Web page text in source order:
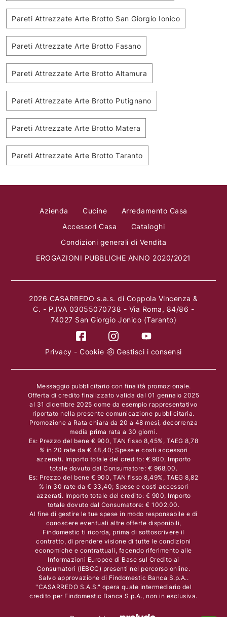
Pareti Attrezzate Arte Brotto San Giorgio Ionico
Pareti Attrezzate Arte Brotto Fasano
Pareti Attrezzate Arte Brotto Altamura
Pareti Attrezzate Arte Brotto Putignano
Pareti Attrezzate Arte Brotto Matera
Pareti Attrezzate Arte Brotto Taranto
Azienda Cucine
Arredamento Casa
Accessori Casa
Cataloghi
Condizioni generali di Vendita
EROGAZIONI PUBBLICHE ANNO 2020/2021
2026 CASARREDO s.a.s. di Coppola Vincenza &
C. - P.IVA 03055070738 - Via Roma, 84/86 -
74027 San Giorgio Jonico (Taranto)
Privacy -Cookie Gestisci i consensi
Messaggio pubblicitario con finalità promozionale.
Offerta di credito finalizzato valida dal 01 gennaio 2025
al 31 dicembre 2025 come da esempio rappresentativo
riportato nella presente comunicazione pubblicitaria.
Promozione a Rata chiara da 20 a 48 mesi, decorrenza
media prima rata a 30 giorni.
Es: Prezzo del bene € 900, TAN fisso 8,45%, TAEG 8,78
% in 20 rate da € 48,40; Spese e costi accessori
azzerati. Importo totale del credito: € 900, Importo
totale dovuto dal Consumatore: € 968,00.
Es: Prezzo del bene € 900, TAN fisso 8,49%, TAEG 8,82
% in 30 rate da € 33,40; Spese e costi accessori
azzerati. Importo totale del credito: € 900, Importo
totale dovuto dal Consumatore: € 1002,00.
Al fine di gestire le tue spese in modo responsabile e di
conoscere eventuali altre offerte disponibili,
Findomestic ti ricorda, prima di sottoscrivere il
contratto, di prendere visione di tutte le condizioni
economiche e contrattuali, facendo riferimento alle
Informazioni Europee di Base sul Credito ai
Consumatori (IEBCC) presenti nel percorso online.
Salvo approvazione di Findomestic Banca S.p.A..
"CASARREDO S.A.S." opera quale intermediario del
credito per Findomestic Banca S.p.A., non in esclusiva.